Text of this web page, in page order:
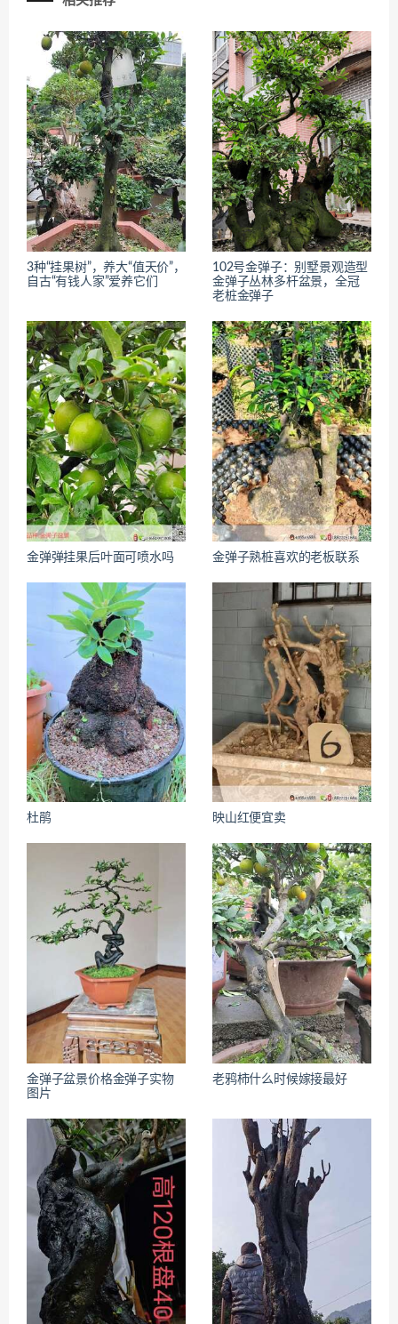
3种“挂果树”，养大“值天价”，
自古“有钱人家”爱养它们
102号金弹子：别墅景观造型
金弹子丛林多杆盆景，全冠
老桩金弹子
金弹弹挂果后叶面可喷水吗 金弹子熟桩喜欢的老板联系
杜鹃 映山红便宜卖
金弹子盆景价格金弹子实物
图片
老鸦柿什么时候嫁接最好